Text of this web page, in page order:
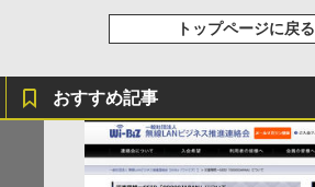
トップページに戻る
おすすめ記事